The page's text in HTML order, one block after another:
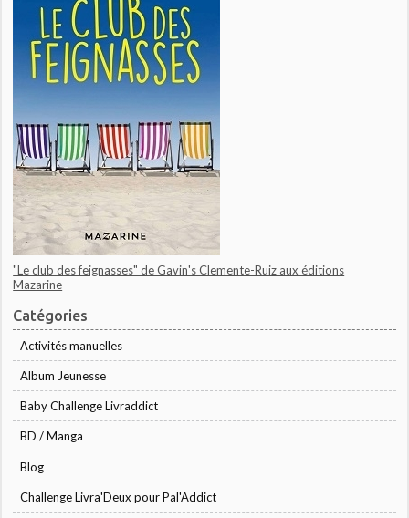
"Le club des feignasses" de Gavin's Clemente-Ruiz aux éditions
Mazarine
Catégories
Activités manuelles
Album Jeunesse
Baby Challenge Livraddict
BD / Manga
Blog
Challenge Livra'Deux pour Pal'Addict